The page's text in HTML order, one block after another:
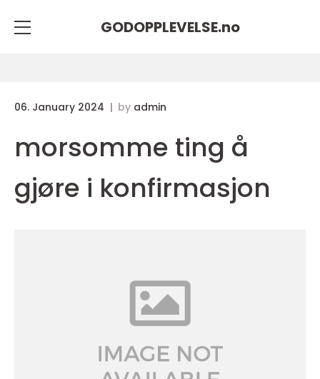
GODOPPLEVELSE.no
06. January 2024 by admin
morsomme ting å
gjøre i konfirmasjon